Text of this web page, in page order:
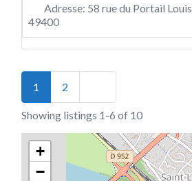
Adresse: 58 rue du Portail Louis
49400
Posts navigation
1 2
Showing listings 1-6 of 10
+
−